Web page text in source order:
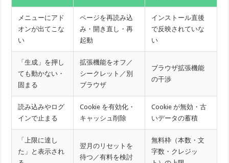
メニューにアド
オンが出てこな
い
ページを再読み込
み・開き直し・再
起動
インストール直後
で反映されていな
い
「生成」を押し
ても動かない・
固まる
拡張機能をオフ／
シークレット／別
ブラウザ
ブラウザ拡張機能
の干渉
読み込みやログ
インで止まる
Cookie を有効化・
キャッシュ削除
Cookie が無効・古
いデータの蓄積
「上限に達し
た」と表示され
翌月のリセットを
待つ／有料を検討
無料枠（本数・文
字数・クレジッ